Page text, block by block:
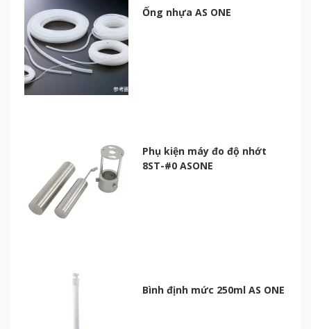
Ống nhựa AS ONE
Phụ kiện máy đo độ nhớt
8ST-#0 ASONE
Bình định mức 250ml AS ONE